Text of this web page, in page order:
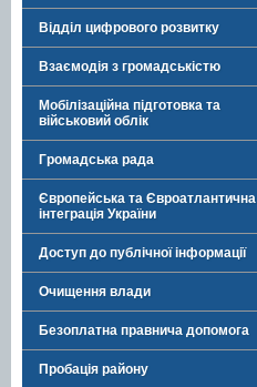
Відділ цифрового розвитку
Взаємодія з громадськістю
Мобілізаційна підготовка та
військовий облік
Громадська рада
Європейська та Євроатлантична
інтеграція України
Доступ до публічної інформації
Очищення влади
Безоплатна правнича допомога
Пробація району